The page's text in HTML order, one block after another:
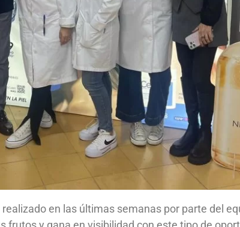
en las últimas semanas por parte del